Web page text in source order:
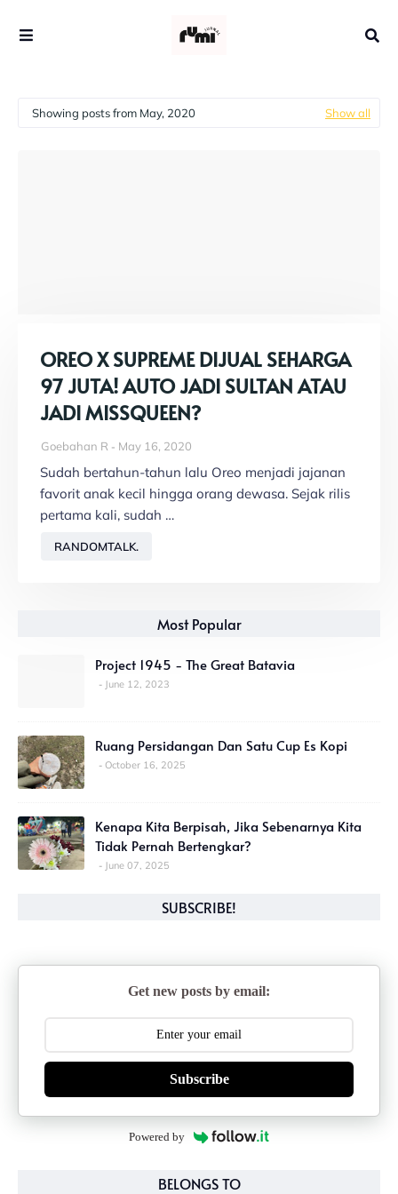
Showing posts from May, 2020 Show all
OREO X SUPREME DIJUAL SEHARGA
97 JUTA! AUTO JADI SULTAN ATAU
JADI MISSQUEEN?
Goebahan R May 16, 2020
Sudah bertahun-tahun lalu Oreo menjadi jajanan
favorit anak kecil hingga orang dewasa. Sejak rilis
pertama kali, sudah …
RANDOMTALK.
Most Popular
Project 1945 - The Great Batavia
June 12, 2023
Ruang Persidangan Dan Satu Cup Es Kopi
October 16, 2025
Kenapa Kita Berpisah, Jika Sebenarnya Kita
Tidak Pernah Bertengkar?
June 07, 2025
SUBSCRIBE!
Get new posts by email:
Subscribe
Powered by
BELONGS TO